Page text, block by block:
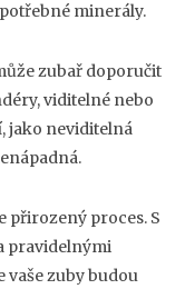
minerály.
zubař doporučit
viditelné nebo
jako neviditelná
přirozený proces. S
pravidelnými
vaše zuby budou